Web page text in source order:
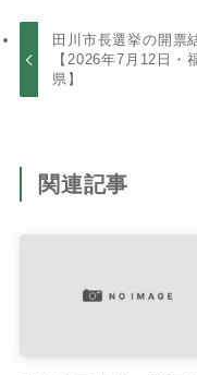
田川市長選挙の開票
【2026年7月12日・
県】
関連記事